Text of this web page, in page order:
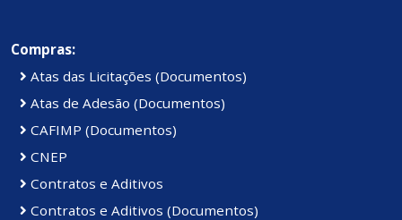
Compras:
Atas das Licitações (Documentos)
Atas de Adesão (Documentos)
CAFIMP (Documentos)
CNEP
Contratos e Aditivos
Contratos e Aditivos (Documentos)